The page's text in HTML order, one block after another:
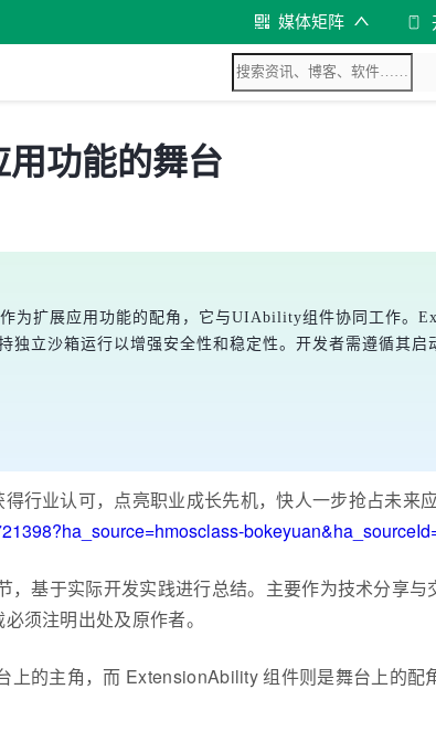
媒体矩阵
功能的舞台
为扩展应用功能的配角，它与UIAbility组件协同工作。
立沙箱运行以增强安全性和稳定性。开发者需遵循其启
行业认可，点亮职业成长先机，快人一步抢占未来应
基于实际开发实践进行总结。主要作为技术分享与
须注明出处及原作者。
的主角，而 ExtensionAbility 组件则是舞台上的配